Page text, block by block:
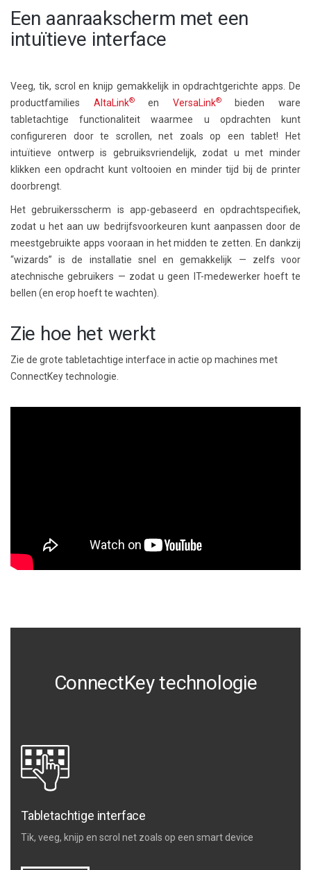
Een aanraakscherm met een
intuïtieve interface
Veeg, tik, scrol en knijp gemakkelijk in opdrachtgerichte apps. De
productfamilies AltaLink®en VersaLink®bieden ware
tabletachtige functionaliteit waarmee u opdrachten kunt
configureren door te scrollen, net zoals op een tablet! Het
intuïtieve ontwerp is gebruiksvriendelijk, zodat u met minder
klikken een opdracht kunt voltooien en minder tijd bij de printer
doorbrengt.
Het gebruikersscherm is app-gebaseerd en opdrachtspecifiek,
zodat u het aan uw bedrijfsvoorkeuren kunt aanpassen door de
meestgebruikte apps vooraan in het midden te zetten. En dankzij
“wizards” is de installatie snel en gemakkelijk — zelfs voor
atechnische gebruikers — zodat u geen IT-medewerker hoeft te
bellen (en erop hoeft te wachten).
Zie hoe het werkt
Zie de grote tabletachtige interface in actie op machines met
ConnectKey technologie.
ConnectKey technologie
Tabletachtige interface
Tik, veeg, knijp en scrol net zoals op een smart device